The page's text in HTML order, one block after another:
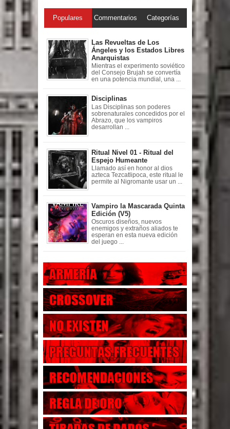
Populares Commentarios Categorías
Las Revueltas de Los
Ángeles y los Estados Libres
Anarquistas
Mientras el experimento soviético
del Consejo Brujah se convertía
en una potencia mundial, una ...
Disciplinas
Las Disciplinas son poderes
sobrenaturales concedidos por el
Abrazo, que los vampiros
desarrollan ...
Ritual Nivel 01 - Ritual del
Espejo Humeante
Llamado así en honor al dios
azteca Tezcatlipoca, este ritual le
permite al Nigromante usar un ...
Vampiro la Mascarada Quinta
Edición (V5)
Oscuros diseños, nuevos
enemigos y extraños aliados te
esperan en esta nueva edición
del juego ...